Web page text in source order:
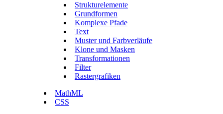
Strukturelemente
Grundformen
Komplexe Pfade
Text
Muster und Farbverläufe
Klone und Masken
Transformationen
Filter
Rastergrafiken
MathML
CSS